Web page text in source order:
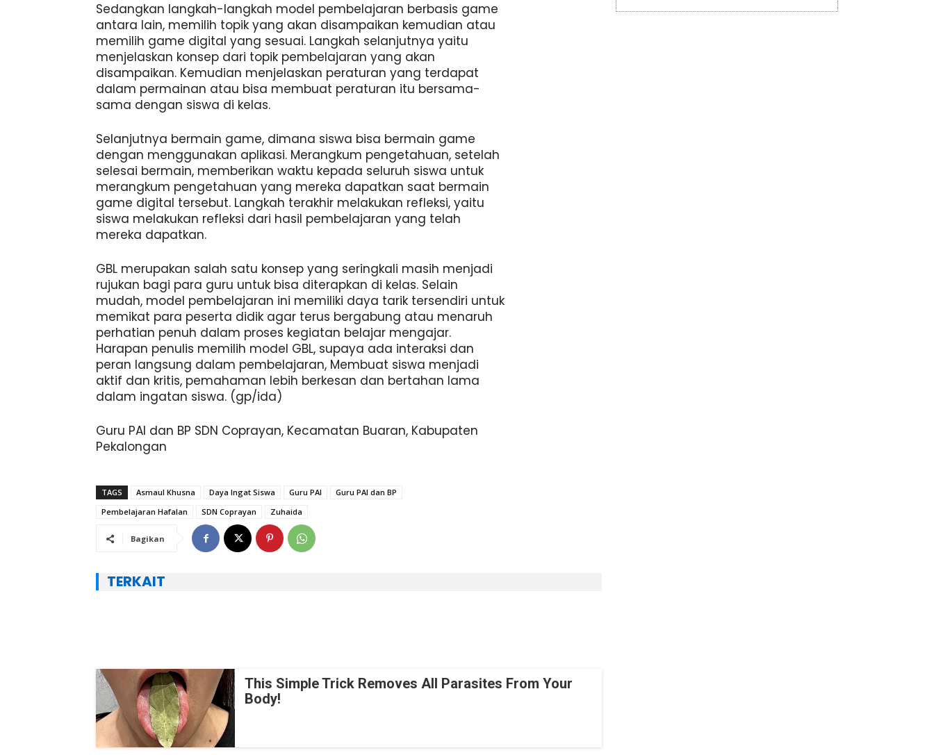
Sedangkan langkah-langkah model pembelajaran berbasis game
antara lain, memilih topik yang akan disampaikan kemudian atau
memilih game digital yang sesuai. Langkah selanjutnya yaitu
menjelaskan konsep dari topik pembelajaran yang akan
disampaikan. Kemudian menjelaskan peraturan yang terdapat
dalam permainan atau bisa membuat peraturan itu bersama-
sama dengan siswa di kelas.
Selanjutnya bermain game, dimana siswa bisa bermain game
dengan menggunakan aplikasi. Merangkum pengetahuan, setelah
selesai bermain, memberikan waktu kepada seluruh siswa untuk
merangkum pengetahuan yang mereka dapatkan saat bermain
game digital tersebut. Langkah terakhir melakukan refleksi, yaitu
siswa melakukan refleksi dari hasil pembelajaran yang telah
mereka dapatkan.
GBL merupakan salah satu konsep yang seringkali masih menjadi
rujukan bagi para guru untuk bisa diterapkan di kelas. Selain
mudah, model pembelajaran ini memiliki daya tarik tersendiri untuk
memikat para peserta didik agar terus bergabung atau menaruh
perhatian penuh dalam proses kegiatan belajar mengajar.
Harapan penulis memilih model GBL, supaya ada interaksi dan
peran langsung dalam pembelajaran, Membuat siswa menjadi
aktif dan kritis, pemahaman lebih berkesan dan bertahan lama
dalam ingatan siswa. (gp/ida)
Guru PAI dan BP SDN Coprayan, Kecamatan Buaran, Kabupaten
Pekalongan
TAGS Asmaul Khusna Daya Ingat Siswa Guru PAI
Guru PAI dan BP
Pembelajaran Hafalan
SDN Coprayan Zuhaida
Bagikan
TERKAIT
This Simple Trick Removes All Parasites From Your
Body!